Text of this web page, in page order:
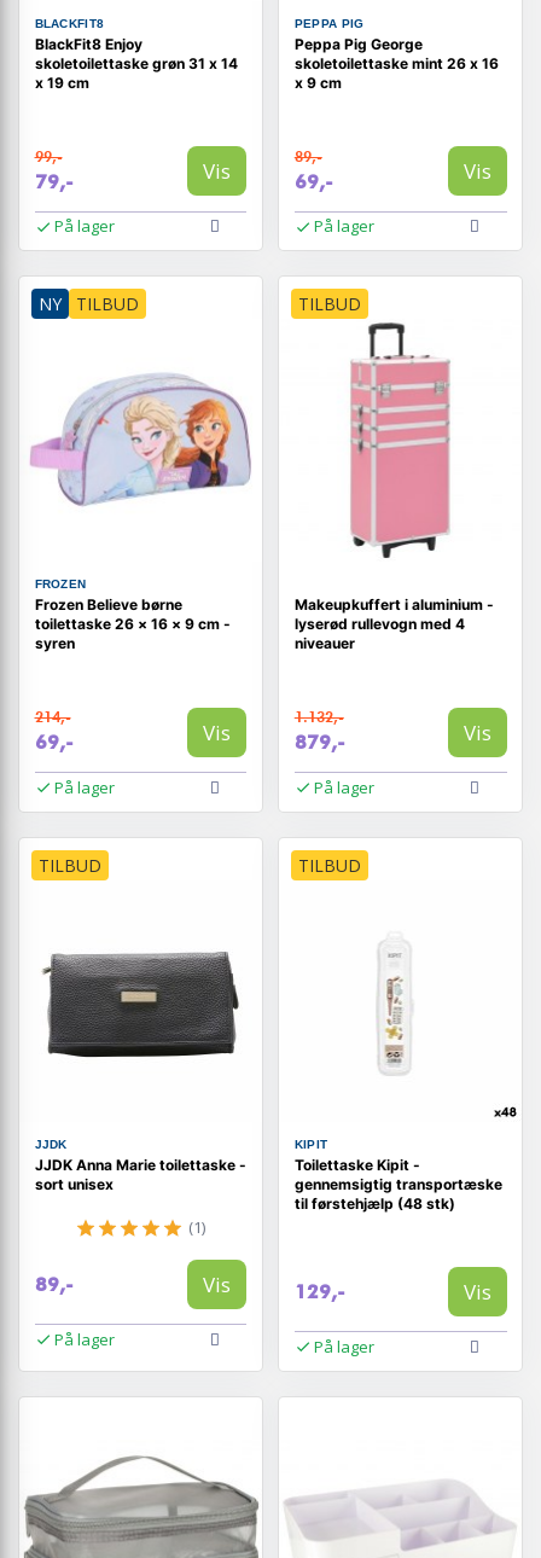
BLACKFIT8
BlackFit8 Enjoy
skoletoilettaske grøn 31 x 14
x 19 cm
99,-
79,- Vis
På lager
PEPPA PIG
Peppa Pig George
skoletoilettaske mint 26 x 16
x 9 cm
89,-
69,- Vis
På lager
NY TILBUD
FROZEN
Frozen Believe børne
toilettaske 26 × 16 × 9 cm -
syren
214,-
69,- Vis
På lager
TILBUD
Makeupkuffert i aluminium -
lyserød rullevogn med 4
niveauer
1.132,-
879,- Vis
På lager
TILBUD
JJDK
JJDK Anna Marie toilettaske -
sort unisex
(1)
89,- Vis
På lager
TILBUD
KIPIT
Toilettaske Kipit -
gennemsigtig transportæske
til førstehjælp (48 stk)
129,- Vis
På lager